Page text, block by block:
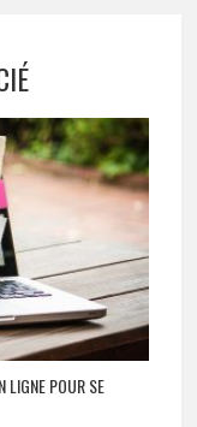
LIGNE POUR SE